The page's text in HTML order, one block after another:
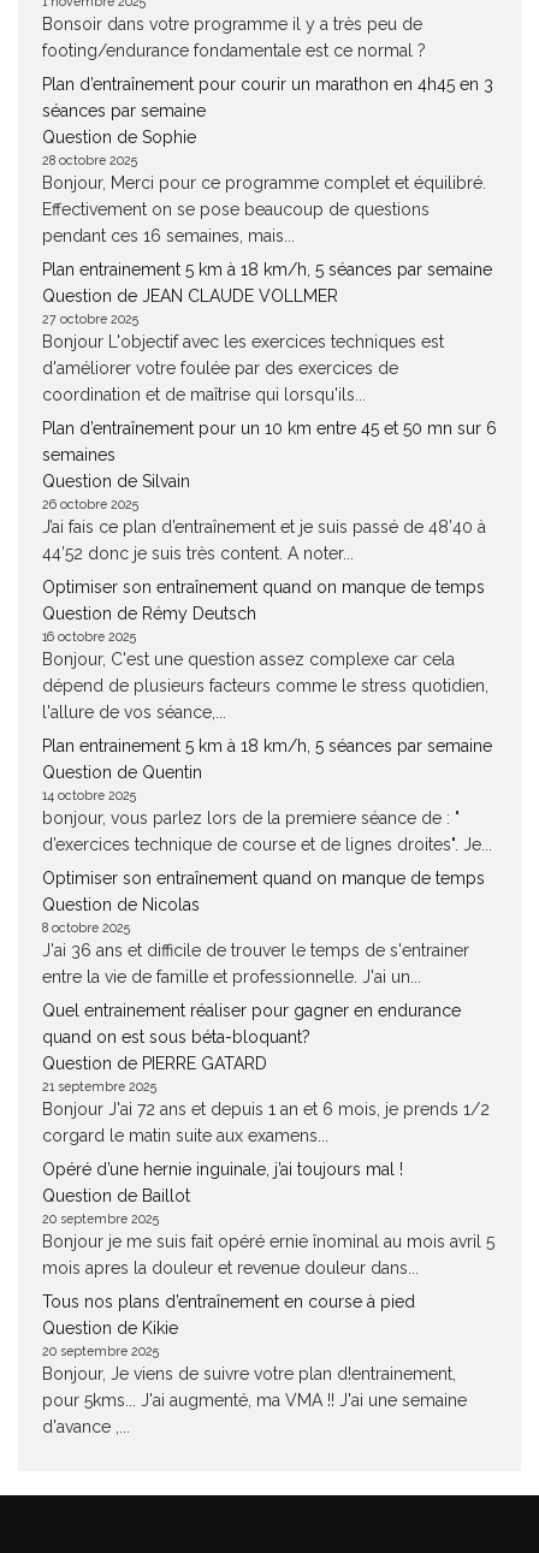
Bonsoir dans votre programme il y a très peu de
footing/endurance fondamentale est ce normal ?
Plan d’entraînement pour courir un marathon en 4h45 en 3
séances par semaine
Question de Sophie
28 octobre 2025
Bonjour, Merci pour ce programme complet et équilibré.
Effectivement on se pose beaucoup de questions
pendant ces 16 semaines, mais...
Plan entrainement 5 km à 18 km/h, 5 séances par semaine
Question de JEAN CLAUDE VOLLMER
27 octobre 2025
Bonjour L'objectif avec les exercices techniques est
d'améliorer votre foulée par des exercices de
coordination et de maîtrise qui lorsqu'ils...
Plan d’entraînement pour un 10 km entre 45 et 50 mn sur 6
semaines
Question de Silvain
26 octobre 2025
J’ai fais ce plan d’entraînement et je suis passé de 48’40 à
44’52 donc je suis très content. A noter...
Optimiser son entraînement quand on manque de temps
Question de Rémy Deutsch
16 octobre 2025
Bonjour, C'est une question assez complexe car cela
dépend de plusieurs facteurs comme le stress quotidien,
l'allure de vos séance,...
Plan entrainement 5 km à 18 km/h, 5 séances par semaine
Question de Quentin
14 octobre 2025
bonjour, vous parlez lors de la premiere séance de : "
d’exercices technique de course et de lignes droites". Je...
Optimiser son entraînement quand on manque de temps
Question de Nicolas
8 octobre 2025
J'ai 36 ans et difficile de trouver le temps de s'entrainer
entre la vie de famille et professionnelle. J'ai un...
Quel entrainement réaliser pour gagner en endurance
quand on est sous béta-bloquant?
Question de PIERRE GATARD
21 septembre 2025
Bonjour J'ai 72 ans et depuis 1 an et 6 mois, je prends 1/2
corgard le matin suite aux examens...
Opéré d’une hernie inguinale, j’ai toujours mal !
Question de Baillot
20 septembre 2025
Bonjour je me suis fait opéré ernie înominal au mois avril 5
mois apres la douleur et revenue douleur dans...
Tous nos plans d’entraînement en course à pied
Question de Kikie
20 septembre 2025
Bonjour, Je viens de suivre votre plan d!entrainement,
pour 5kms... J'ai augmenté, ma VMA !! J'ai une semaine
d'avance ,...